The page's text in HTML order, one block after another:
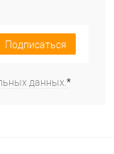
Подписаться
данных.*